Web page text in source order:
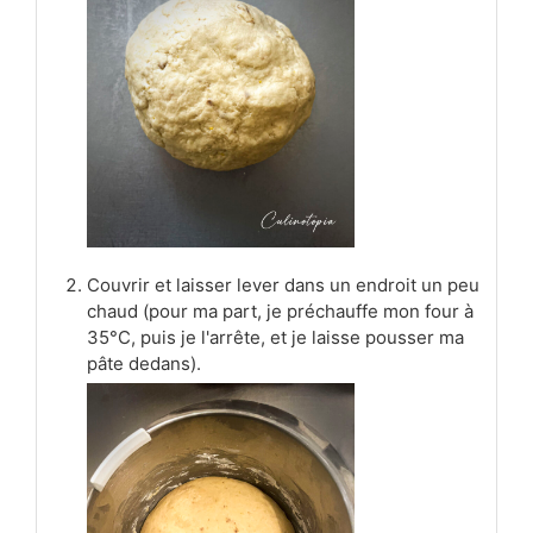
Couvrir et laisser lever dans un endroit un peu
chaud (pour ma part, je préchauffe mon four à
35°C, puis je l'arrête, et je laisse pousser ma
pâte dedans).